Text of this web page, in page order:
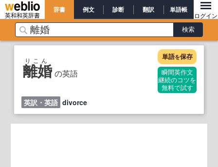
英和和英辞書
辞書 例文 診断 翻訳 単語帳
ログイン
離婚 の英語
りこん 単語を保存
瞬間英作文
継続のコツを
無料で試す
英訳・英語 divorce